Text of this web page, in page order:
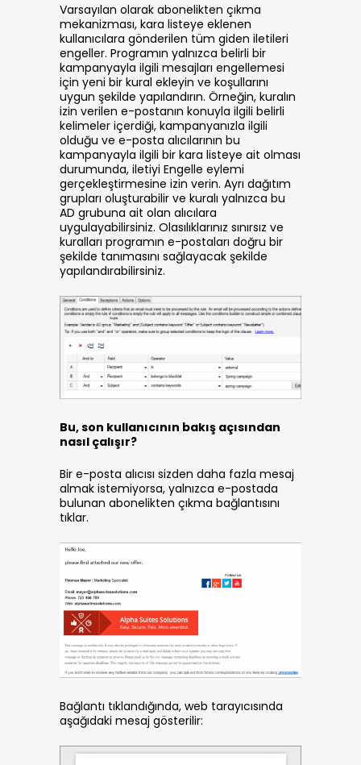
Varsayılan olarak abonelikten çıkma
mekanizması, kara listeye eklenen
kullanıcılara gönderilen tüm giden iletileri
engeller. Programın yalnızca belirli bir
kampanyayla ilgili mesajları engellemesi
için yeni bir kural ekleyin ve koşullarını
uygun şekilde yapılandırın. Örneğin, kuralın
izin verilen e-postanın konuyla ilgili belirli
kelimeler içerdiği, kampanyanızla ilgili
olduğu ve e-posta alıcılarının bu
kampanyayla ilgili bir kara listeye ait olması
durumunda, iletiyi Engelle eylemi
gerçekleştirmesine izin verin. Ayrı dağıtım
grupları oluşturabilir ve kuralı yalnızca bu
AD grubuna ait olan alıcılara
uygulayabilirsiniz. Olasılıklarınız sınırsız ve
kuralları programın e-postaları doğru bir
şekilde tanımasını sağlayacak şekilde
yapılandırabilirsiniz.
Bu, son kullanıcının bakış açısından
nasıl çalışır?
Bir e-posta alıcısı sizden daha fazla mesaj
almak istemiyorsa, yalnızca e-postada
bulunan abonelikten çıkma bağlantısını
tıklar.
Bağlantı tıklandığında, web tarayıcısında
aşağıdaki mesaj gösterilir: